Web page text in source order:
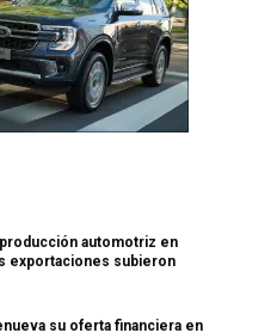
producción automotriz en
exportaciones subieron
su oferta financiera en